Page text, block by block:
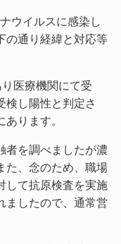
ウイルスに感染し
の通り経緯と対応等
医療機関にて受
検し陽性と判定さ
ります。
者を調べましたが濃
た、念のため、職場
して抗原検査を実施
ましたので、通常営